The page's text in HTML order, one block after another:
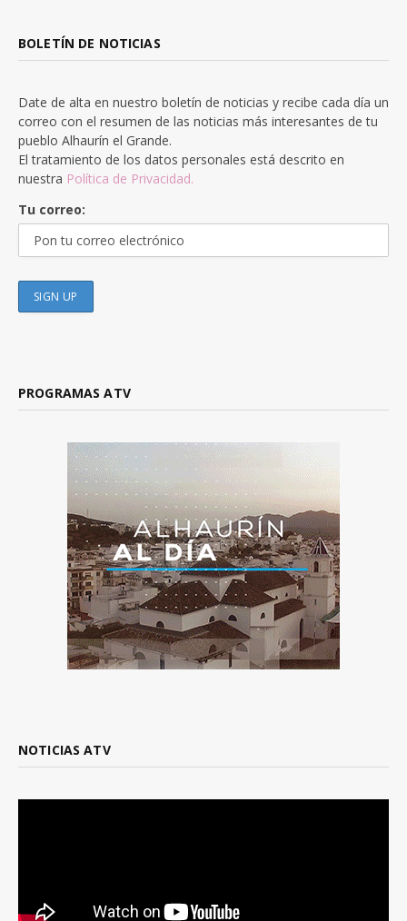
BOLETÍN DE NOTICIAS
Date de alta en nuestro boletín de noticias y recibe cada día un
correo con el resumen de las noticias más interesantes de tu
pueblo Alhaurín el Grande.
El tratamiento de los datos personales está descrito en
nuestra Política de Privacidad.
Tu correo:
PROGRAMAS ATV
NOTICIAS ATV